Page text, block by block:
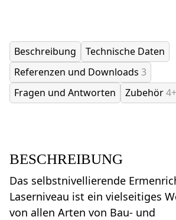
Beschreibung
Technische Daten
Referenzen und Downloads 3
Fragen und Antworten
Zubehör4+
BESCHREIBUNG
Das selbstnivellierende
Laserniveau ist ein vielseitiges
von allen Arten von Bau- und